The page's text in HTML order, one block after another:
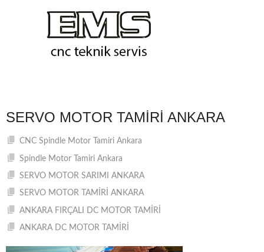
SERVO MOTOR TAMIRI ANKARA
CNC Spindle Motor Tamiri Ankara
Spindle Motor Tamiri Ankara
SERVO MOTOR SARIMI ANKARA
SERVO MOTOR TAMİRİ ANKARA
ANKARA FIRÇALI DC MOTOR TAMİRİ
ANKARA DC MOTOR TAMİRİ